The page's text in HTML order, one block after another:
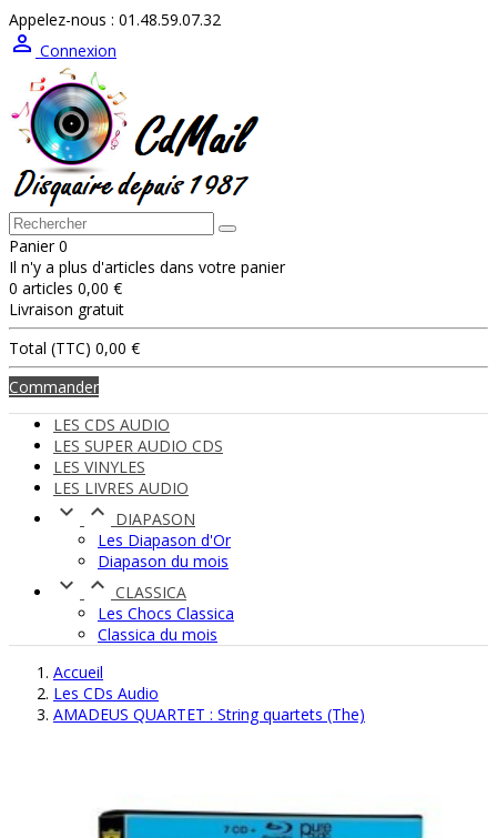
Appelez-nous : 01.48.59.07.32
 Connexion
Panier 0
Il n'y a plus d'articles dans votre panier
0 articles 0,00 €
Livraison gratuit
Total (TTC) 0,00 €
Commander
LES CDS AUDIO
LES SUPER AUDIO CDS
LES VINYLES
LES LIVRES AUDIO
  DIAPASON
Les Diapason d'Or
Diapason du mois
  CLASSICA
Les Chocs Classica
Classica du mois
Accueil
Les CDs Audio
AMADEUS QUARTET : String quartets (The)